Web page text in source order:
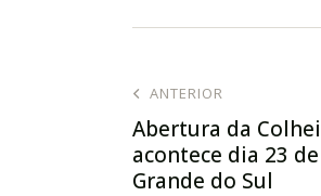
ANTERIOR
Abertura da
acontece dia 23
Grande do Sul